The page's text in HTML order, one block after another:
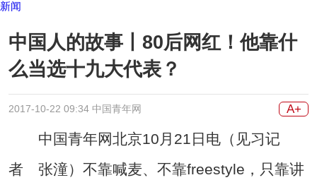
新闻
中国人的故事丨80后网红！他靠什
么当选十九大代表？
2017-10-22 09:34 中国青年网 A+
中国青年网北京10月21日电（见习记
者 张潼）不靠喊麦、不靠freestyle，只靠讲